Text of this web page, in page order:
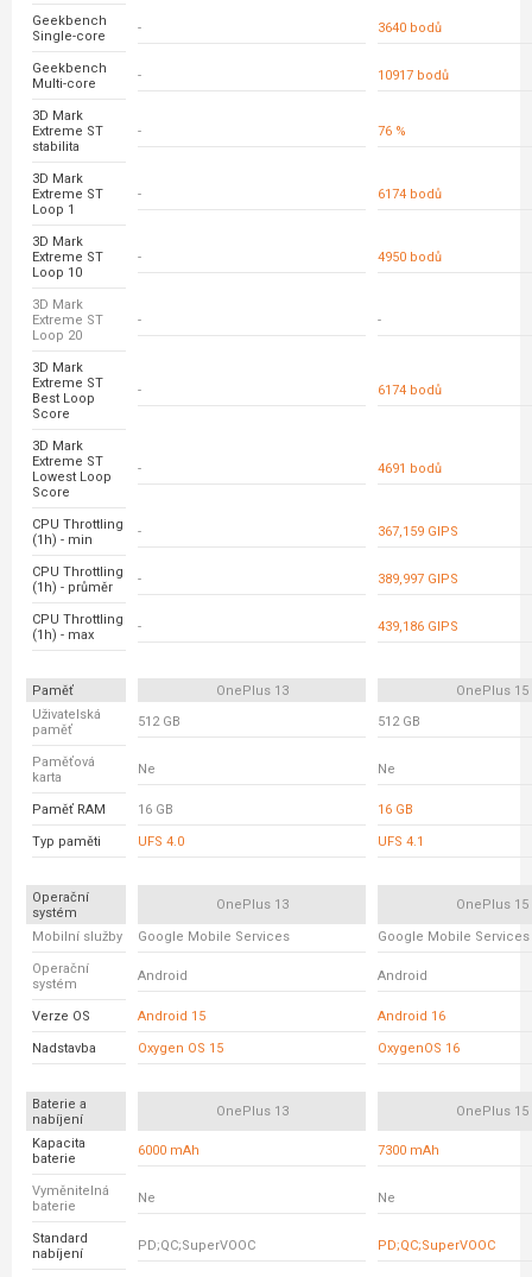
Geekbench
Single-core
- 3640 bodů
Geekbench
Multi-core
- 10917 bodů
3D Mark
Extreme ST
stabilita
- 76 %
3D Mark
Extreme ST
Loop 1
- 6174 bodů
3D Mark
Extreme ST
Loop 10
- 4950 bodů
3D Mark
Extreme ST
Loop 20
- -
3D Mark
Extreme ST
Best Loop
Score
- 6174 bodů
3D Mark
Extreme ST
Lowest Loop
Score
- 4691 bodů
CPU Throttling
(1h) - min
- 367,159 GIPS
CPU Throttling
(1h) - průměr
- 389,997 GIPS
CPU Throttling
(1h) - max
- 439,186 GIPS
Paměť OnePlus 13
OnePlus 15
Uživatelská
paměť
512 GB 512 GB
Paměťová
karta
Ne Ne
Paměť RAM 16 GB 16 GB
Typ paměti UFS 4.0 UFS 4.1
Operační
systém
OnePlus 13 OnePlus 15
Mobilní služby Google Mobile Services Google Mobile Services
Operační
systém
Android Android
Verze OS Android 15 Android 16
Nadstavba Oxygen OS 15 OxygenOS 16
Baterie a
nabíjení
OnePlus 13 OnePlus 15
Kapacita
baterie
6000 mAh 7300 mAh
Vyměnitelná
baterie
Ne Ne
Standard
nabíjení
PD;QC;SuperVOOC PD;QC;SuperVOOC